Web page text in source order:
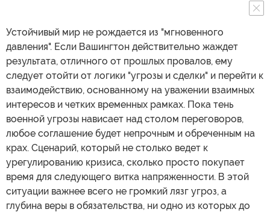
Устойчивый мир не рождается из "мгновенного
давления". Если Вашингтон действительно жаждет
результата, отличного от прошлых провалов, ему
следует отойти от логики "угрозы и сделки" и перейти к
взаимодействию, основанному на уважении взаимных
интересов и четких временных рамках. Пока тень
военной угрозы нависает над столом переговоров,
любое соглашение будет непрочным и обреченным на
крах. Сценарий, который не столько ведет к
урегулированию кризиса, сколько просто покупает
время для следующего витка напряженности. В этой
ситуации важнее всего не громкий лязг угроз, а
глубина веры в обязательства, ни одно из которых до